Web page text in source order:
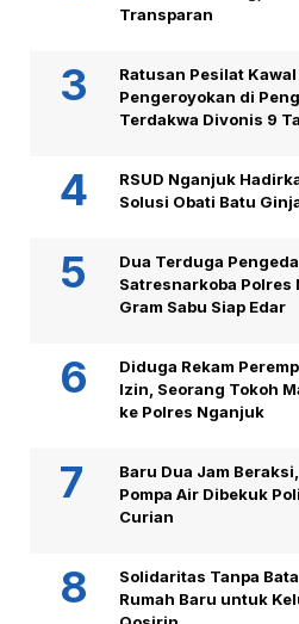
Transparan
Ratusan Pesilat
Pengeroyokan di
Terdakwa Divonis 9
RSUD Nganjuk
Solusi Obati Batu
Dua Terduga
Satresnarkoba Polres
Gram Sabu Siap Edar
Diduga Rekam
Izin, Seorang Tokoh
ke Polres Nganjuk
Baru Dua Jam
Pompa Air Dibekuk
Curian
Solidaritas Tanpa
Rumah Baru untuk